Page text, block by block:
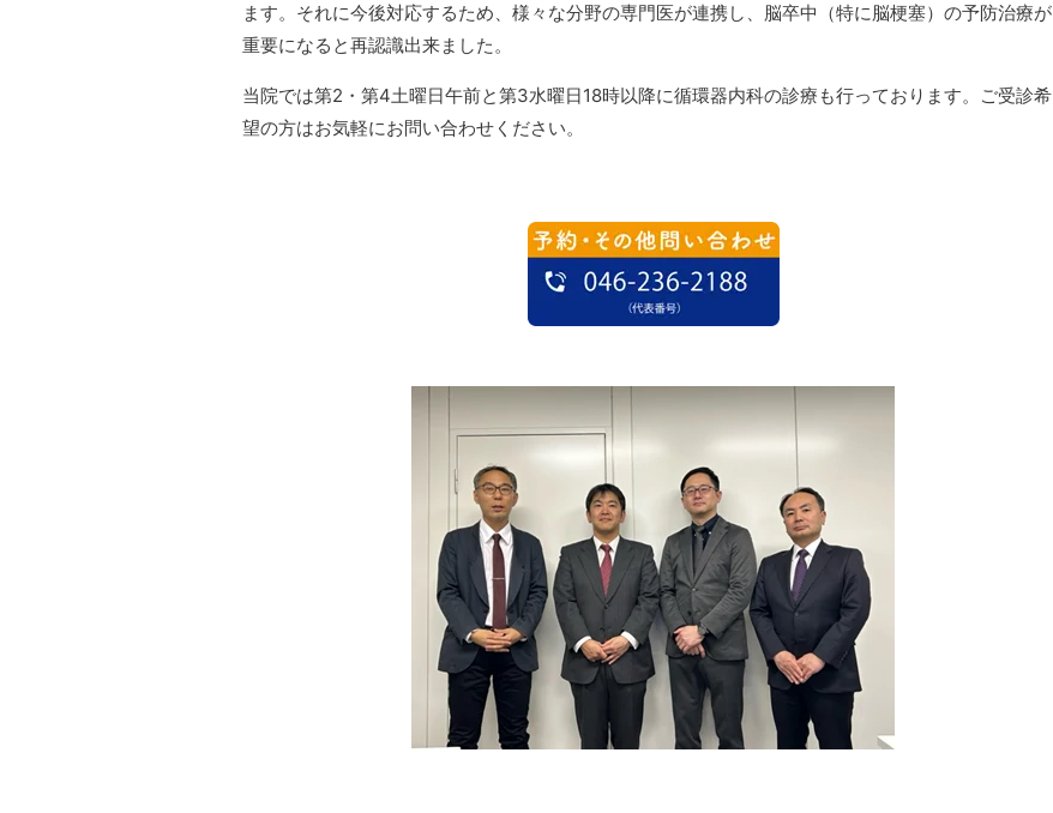
ます。それに今後対応するため、様々な分野の専門医が連携し、脳卒中（特に脳梗塞）の予防治療が
重要になると再認識出来ました。
当院では第2・第4土曜日午前と第3水曜日18時以降に循環器内科の診療も行っております。ご受診希
望の方はお気軽にお問い合わせください。